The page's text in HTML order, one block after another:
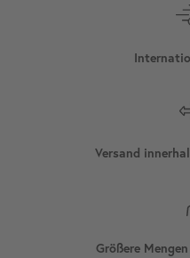
Versand
Größere Mengen